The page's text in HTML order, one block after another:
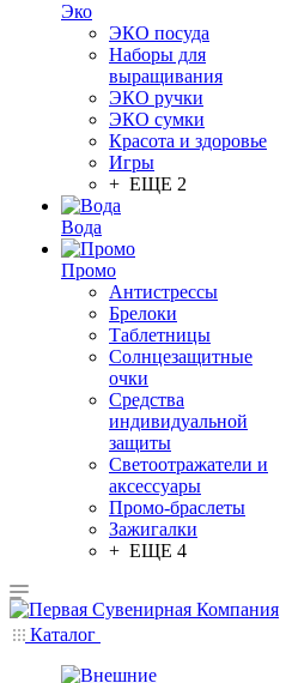
Эко
ЭКО посуда
Наборы для
выращивания
ЭКО ручки
ЭКО сумки
Красота и здоровье
Игры
+ ЕЩЕ 2
Вода
Промо
Антистрессы
Брелоки
Таблетницы
Солнцезащитные
очки
Средства
индивидуальной
защиты
Светоотражатели и
аксессуары
Промо-браслеты
Зажигалки
+ ЕЩЕ 4
Каталог